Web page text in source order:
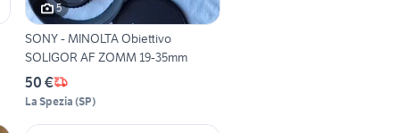
5
SONY - MINOLTA Obiettivo
SOLIGOR AF ZOMM 19-35mm
50 €
La Spezia (SP)